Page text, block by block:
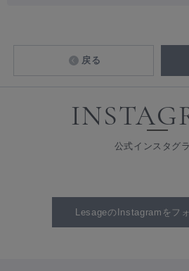
戻る
公式インスタグ
LesageのInstagramをフ